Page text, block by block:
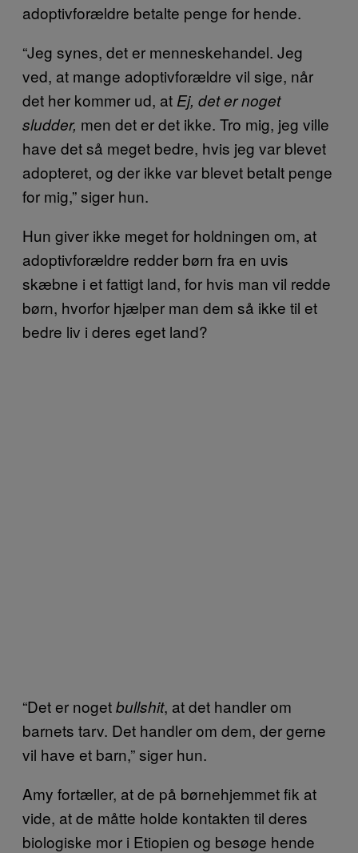
adoptivforældre betalte penge for hende.
“Jeg synes, det er menneskehandel. Jeg
ved, at mange adoptivforældre vil sige, når
det her kommer ud, at Ej, det er noget
sludder, men det er det ikke. Tro mig, jeg ville
have det så meget bedre, hvis jeg var blevet
adopteret, og der ikke var blevet betalt penge
for mig,” siger hun.
Hun giver ikke meget for holdningen om, at
adoptivforældre redder børn fra en uvis
skæbne i et fattigt land, for hvis man vil redde
børn, hvorfor hjælper man dem så ikke til et
bedre liv i deres eget land?
“Det er nogetbullshit, at det handler om
barnets tarv. Det handler om dem, der gerne
vil have et barn,” siger hun.
Amy fortæller, at de på børnehjemmet fik at
vide, at de måtte holde kontakten til deres
biologiske mor i Etiopien og besøge hende